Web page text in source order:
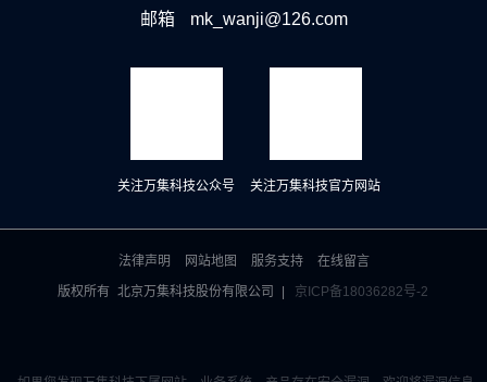
邮箱 mk_wanji@126.com
关注万集科技公众号 关注万集科技官方网站
法律声明 网站地图 服务支持
在线留言
版权所有 北京万集科技股份有限公司 京ICP备18036282号-2